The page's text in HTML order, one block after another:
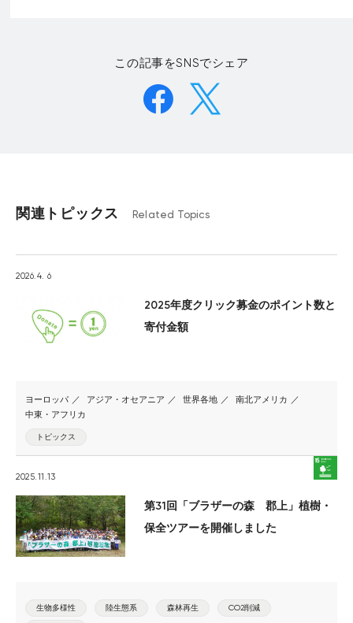
この記事をSNSでシェア
関連トピックス Related Topics
2026.4. 6
2025年度クリック募金のポイント数と
寄付金額
ヨーロッパ アジア・オセアニア 世界各地
南北アメリカ
中東・アフリカ
トピックス
2025.11.13
第31回「ブラザーの森 郡上」植樹・
保全ツアーを開催しました
生物多様性 陸生態系 森林再生 CO2削減